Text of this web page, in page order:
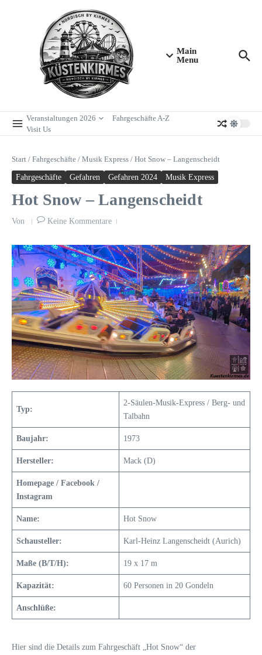
Main
Menu
Veranstaltungen 2026
Fahrgeschäfte A-Z
Visit Us
Start / Fahrgeschäfte / Musik Express / Hot Snow – Langenscheidt
Fahrgeschäfte Gefahren Gefahren 2024 Musik Express
Hot Snow – Langenscheidt
Von Keine Kommentare
Typ:
2-Säulen-Musik-Express / Berg- und
Talbahn
Baujahr: 1973
Hersteller: Mack (D)
Homepage / Facebook /
Instagram
Name: Hot Snow
Schausteller: Karl-Heinz Langenscheidt (Aurich)
Maße (B/T/H): 19 x 17 m
Kapazität: 60 Personen in 20 Gondeln
Anschlüße:
Hier sind die Details zum Fahrgeschäft „Hot Snow“ der